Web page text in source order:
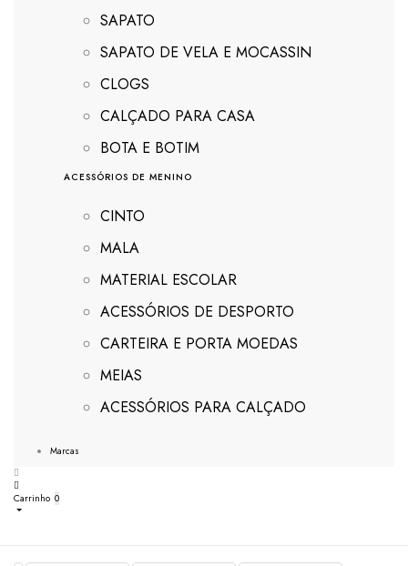
SAPATO
SAPATO DE VELA E MOCASSIN
CLOGS
CALÇADO PARA CASA
BOTA E BOTIM
ACESSÓRIOS DE MENINO
CINTO
MALA
MATERIAL ESCOLAR
ACESSÓRIOS DE DESPORTO
CARTEIRA E PORTA MOEDAS
MEIAS
ACESSÓRIOS PARA CALÇADO
Marcas
Carrinho 0